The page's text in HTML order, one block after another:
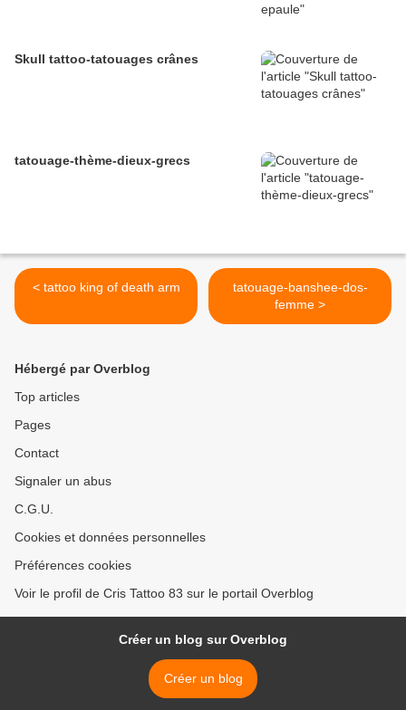
Skull tattoo-tatouages crânes
tatouage-thème-dieux-grecs
< tattoo king of death arm
tatouage-banshee-dos-
femme >
Hébergé par Overblog
Top articles
Pages
Contact
Signaler un abus
C.G.U.
Cookies et données personnelles
Préférences cookies
Voir le profil de Cris Tattoo 83 sur le portail Overblog
Créer un blog sur Overblog
Créer un blog